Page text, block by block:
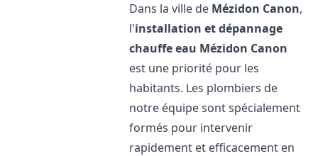
Dans la ville de Mézidon Canon,
l'installation et dépannage
chauffe eau Mézidon Canon
est une priorité pour les
habitants. Les plombiers de
notre équipe sont spécialement
formés pour intervenir
rapidement et efficacement en